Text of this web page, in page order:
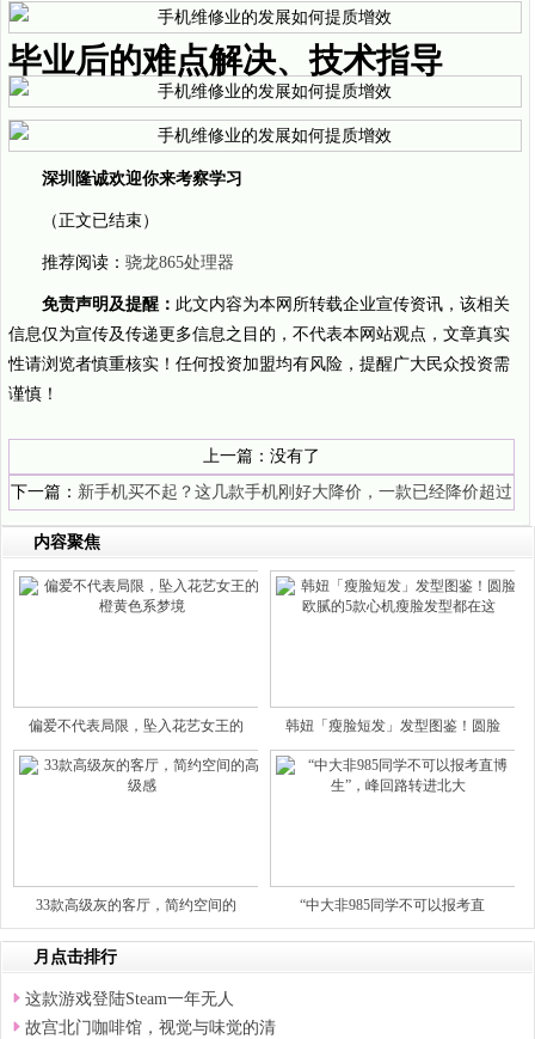
毕业后的难点解决、技术指导
深圳隆诚欢迎你来考察学习
（正文已结束）
推荐阅读： 骁龙865处理器
免责声明及提醒： 此文内容为本网所转载企业宣传资讯，该相关
信息仅为宣传及传递更多信息之目的，不代表本网站观点，文章真实
性请浏览者慎重核实！任何投资加盟均有风险，提醒广大民众投资需
谨慎！
上一篇：没有了
下一篇： 新手机买不起？这几款手机刚好大降价，一款已经降价超过
50%！
内容聚焦
偏爱不代表局限，坠入花艺女王的 韩妞「瘦脸短发」发型图鉴！圆脸
33款高级灰的客厅，简约空间的 “中大非985同学不可以报考直
月点击排行
这款游戏登陆Steam一年无人
故宫北门咖啡馆，视觉与味觉的清